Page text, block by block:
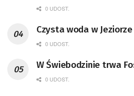
remont unikatowego
0 UDOST.
Czysta woda w
0 UDOST.
W Świebodzinie trwa
0 UDOST.